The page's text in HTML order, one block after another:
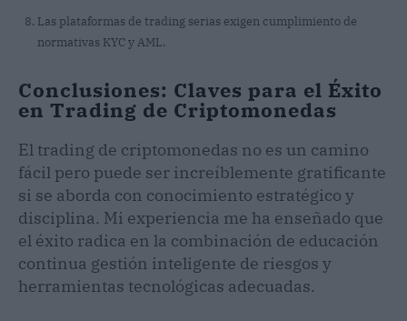
Las plataformas de trading serias exigen cumplimiento de
normativas KYC y AML.
Conclusiones: Claves para el Éxito
en Trading de Criptomonedas
El trading de criptomonedas no es un camino
fácil pero puede ser increíblemente gratificante
si se aborda con conocimiento estratégico y
disciplina. Mi experiencia me ha enseñado que
el éxito radica en la combinación de educación
continua gestión inteligente de riesgos y
herramientas tecnológicas adecuadas.